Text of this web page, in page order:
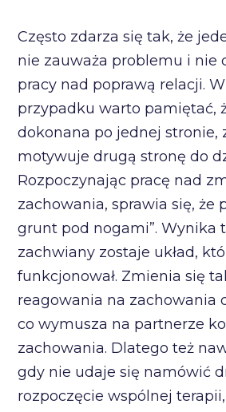
Często zdarza się tak, że
nie zauważa problemu i nie
pracy nad poprawą relacji.
przypadku warto pamiętać,
dokonana po jednej stronie,
motywuje drugą stronę do
Rozpoczynając pracę nad
zachowania, sprawia się, że
grunt pod nogami”. Wynika
zachwiany zostaje układ,
funkcjonował. Zmienia się
reagowania na zachowania
co wymusza na partnerze
zachowania. Dlatego też
gdy nie udaje się namówić
rozpoczęcie wspólnej